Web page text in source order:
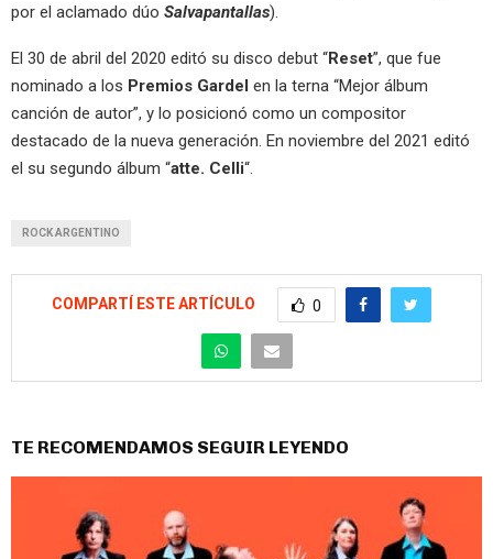
por el aclamado dúo Salvapantallas).
El 30 de abril del 2020 editó su disco debut “Reset”, que fue
nominado a los Premios Gardel en la terna “Mejor álbum
canción de autor”, y lo posicionó como un compositor
destacado de la nueva generación. En noviembre del 2021 editó
el su segundo álbum “atte. Celli“.
ROCK ARGENTINO
COMPARTÍ ESTE ARTÍCULO 0
TE RECOMENDAMOS SEGUIR LEYENDO